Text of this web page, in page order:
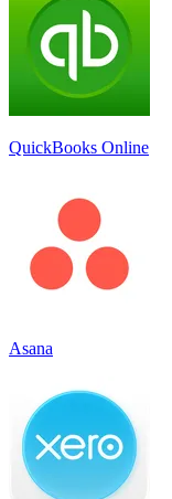
QuickBooks Online
Asana